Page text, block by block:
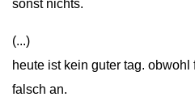
sonst nichts.
(...)
heute ist kein guter tag.
falsch an.